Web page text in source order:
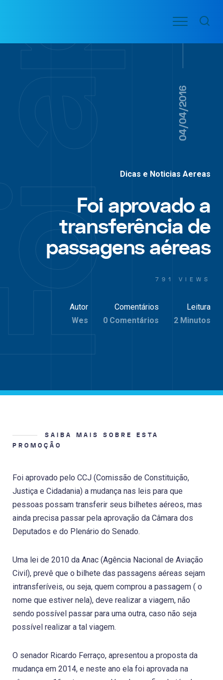
conteúdo
VOO
AÉREAS
Menu
04/04/2016
Dicas e Noticias Aereas
Foi aprovado a
transferência de
passagens aéreas
791 VIEWS
Autor
Wes
Comentários
0 Comentários
Leitura
2 Minutos
SAIBA MAIS SOBRE ESTA
PROMOÇÃO
Foi aprovado pelo CCJ (Comissão de Constituição,
Justiça e Cidadania) a mudança nas leis para que
pessoas possam transferir seus bilhetes aéreos, mas
ainda precisa passar pela aprovação da Câmara dos
Deputados e do Plenário do Senado.
Uma lei de 2010 da Anac (Agência Nacional de Aviação
Civil), prevê que o bilhete das passagens aéreas sejam
intransferíveis, ou seja, quem comprou a passagem ( o
nome que estiver nela), deve realizar a viagem, não
sendo possível passar para uma outra, caso não seja
possível realizar a tal viagem.
O senador Ricardo Ferraço, apresentou a proposta da
mudança em 2014, e neste ano ela foi aprovada na